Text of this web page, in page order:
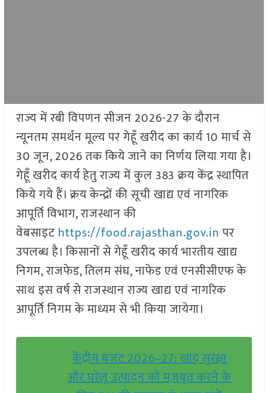
राज्य में रबी विपणन सीजन 2026-27 के दौरान
न्यूनतम समर्थन मूल्य पर गेहूँ खरीद का कार्य 10 मार्च से
30 जून, 2026 तक किये जाने का निर्णय लिया गया है।
गेहूँ खरीद कार्य हेतु राज्य में कुल 383 क्रय केंद्र स्थापित
किये गये हैं। क्रय केन्द्रों की सूची खाद्य एवं नागरिक
आपूर्ति विभाग, राजस्थान की
वेबसाइटhttps://food.rajasthan.gov.inपर
उपलब्ध है। किसानों से गेहूँ खरीद कार्य भारतीय खाद्य
निगम, राजफेड, तिलम संघ, नाफेड एवं एनसीसीएफ के
साथ इस वर्ष से राजस्थान राज्य खाद्य एवं नागरिक
आपूर्ति निगम के माध्यम से भी किया जायेगा।
केंद्रीय बजट 2026–27: खाद सुरक्षा
और घरेलू उत्पादन को मज़बूत करने के